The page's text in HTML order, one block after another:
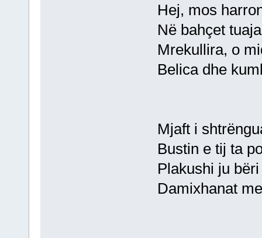
Hej, mos
Në bahçet
Mrekullira, o
Belica dhe
Mjaft i
Bustin e tij ta
Plakushi ju
Damixhanat